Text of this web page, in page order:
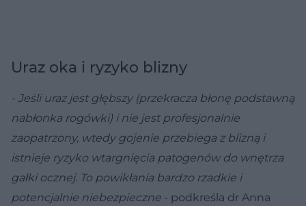
Uraz oka i ryzyko blizny
- Jeśli uraz jest głębszy (przekracza błonę podstawną
nabłonka rogówki) i nie jest profesjonalnie
zaopatrzony, wtedy gojenie przebiega z blizną i
istnieje ryzyko wtargnięcia patogenów do wnętrza
gałki ocznej. To powikłania bardzo rzadkie i
potencjalnie niebezpieczne - podkreśla dr Anna